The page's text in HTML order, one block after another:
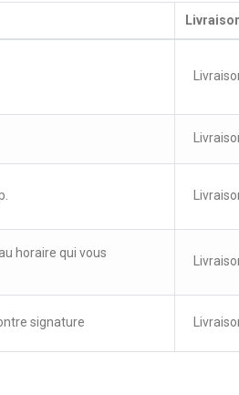
horaire qui vous
signature